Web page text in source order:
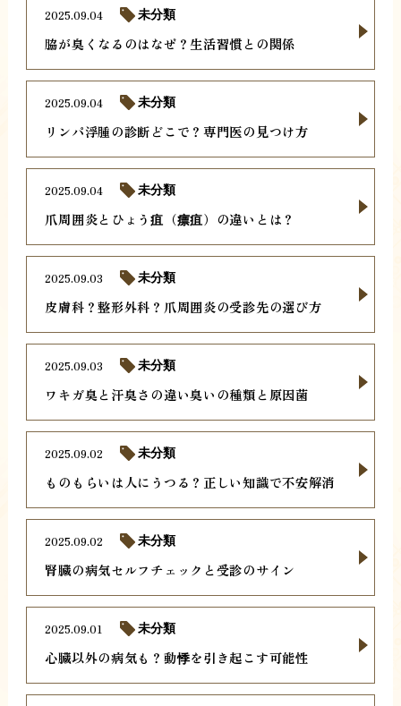
脇が臭くなるのはなぜ？生活習慣との関係
2025.09.04 未分類
リンパ浮腫の診断どこで？専門医の見つけ方
2025.09.04 未分類
爪周囲炎とひょう疽（瘭疽）の違いとは？
2025.09.04 未分類
皮膚科？整形外科？爪周囲炎の受診先の選び方
2025.09.03 未分類
ワキガ臭と汗臭さの違い臭いの種類と原因菌
2025.09.03 未分類
ものもらいは人にうつる？正しい知識で不安解消
2025.09.02 未分類
腎臓の病気セルフチェックと受診のサイン
2025.09.02 未分類
心臓以外の病気も？動悸を引き起こす可能性
2025.09.01 未分類